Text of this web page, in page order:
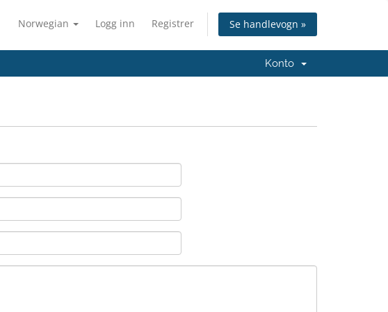
Norwegian Logg inn Registrer Se handlevogn »
Konto